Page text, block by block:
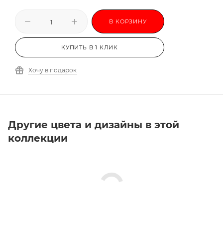
В КОРЗИНУ
КУПИТЬ В 1 КЛИК
Хочу в подарок
Другие цвета и дизайны в этой
коллекции